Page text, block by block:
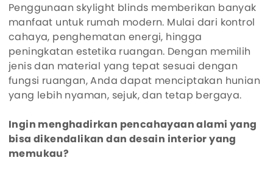
Penggunaan skylight blinds memberikan banyak
manfaat untuk rumah modern. Mulai dari kontrol
cahaya, penghematan energi, hingga
peningkatan estetika ruangan. Dengan memilih
jenis dan material yang tepat sesuai dengan
fungsi ruangan, Anda dapat menciptakan hunian
yang lebih nyaman, sejuk, dan tetap bergaya.
Ingin menghadirkan pencahayaan alami yang
bisa dikendalikan dan desain interior yang
memukau?